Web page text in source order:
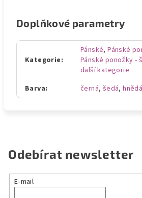
Doplňkové parametry
Kategorie:
Pánské,Pánské
Pánské ponožky -
další kategorie
Barva: černá, šedá,
Odebírat newsletter
E-mail